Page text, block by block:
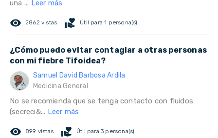
una ... Leer más
remove_red_eye 2862 vistas volunteer_activism Útil para 1 persona(s)
¿Cómo puedo evitar contagiar a otras personas
con mi fiebre Tifoidea?
Samuel David Barbosa Ardila
Medicina General
No se recomienda que se tenga contacto con fluidos
(secreci&... Leer más
remove_red_eye 899 vistas volunteer_activism Útil para 3 persona(s)